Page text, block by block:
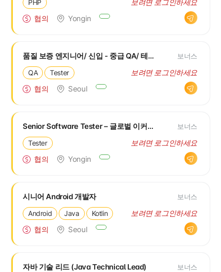
PHP
협의 Yongin
보려면 로그인하세요
품질 보증 엔지니어/ 신입 - 중급 QA/ 테스터
QA Tester
협의 Seoul
보너스
보려면 로그인하세요
Senior Software Tester – 글로벌 이커머스 데이터 플랫폼 (연 최대 30개월 급여 수준 보너스)
Tester
협의 Yongin
보너스
보려면 로그인하세요
시니어 Android 개발자
Android Java Kotlin
협의 Seoul
보너스
보려면 로그인하세요
자바 기술 리드 (Java Technical Lead) 보너스